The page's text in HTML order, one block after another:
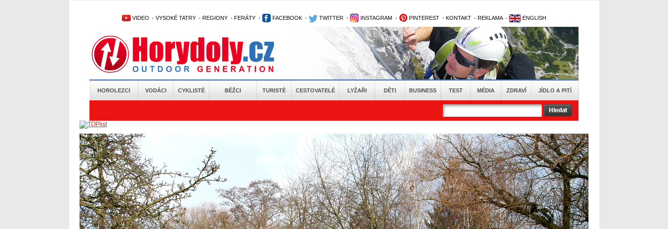
VIDEO - VYSOKÉ TATRY - REGIONY - FERÁTY - FACEBOOK - TWITTER - INSTAGRAM - PINTEREST - KONTAKT - REKLAMA - ENGLISH
HOROLEZCI VODÁCI CYKLISTÉ BĚŽCI TURISTÉ CESTOVATELÉ LYŽAŘI DĚTI BUSINESS TEST MÉDIA ZDRAVÍ JÍDLO A PITÍ